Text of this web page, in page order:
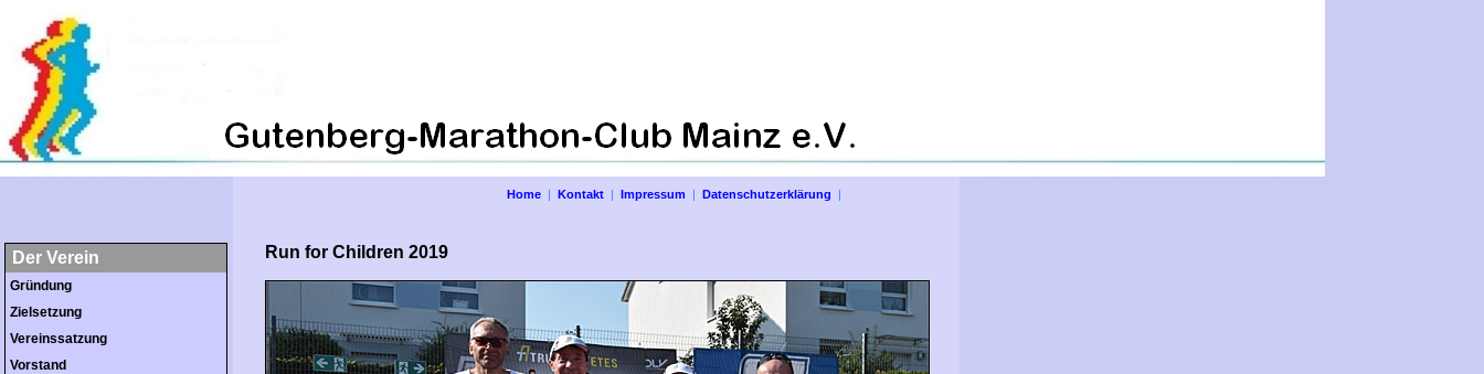
Home | Kontakt | Impressum | Datenschutzerklärung |
Der Verein
Gründung
Zielsetzung
Vereinssatzung
Vorstand
Run for Children 2019